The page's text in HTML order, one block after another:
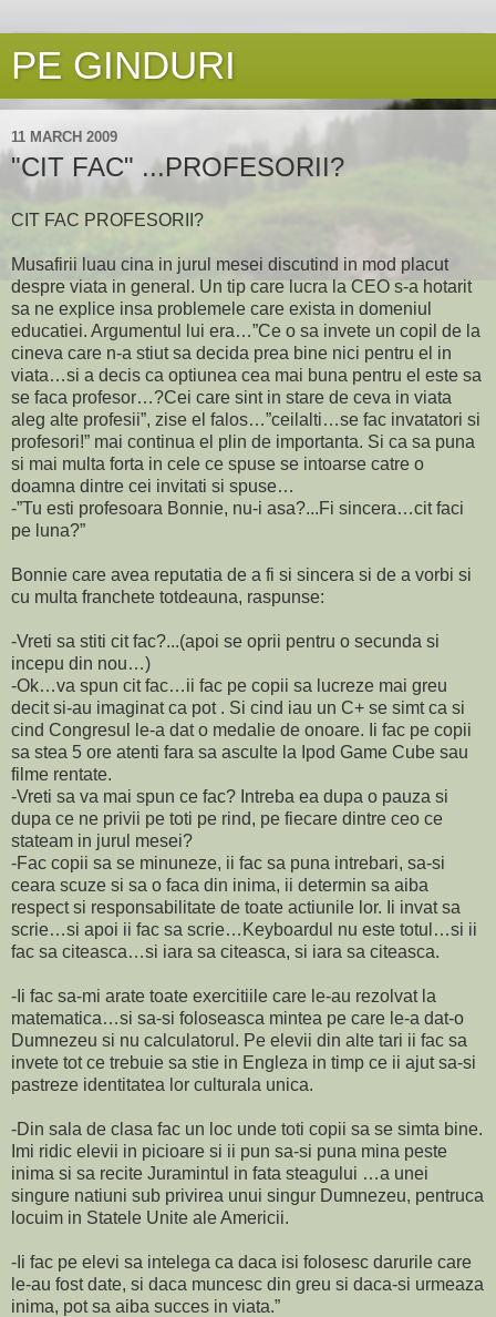
PE GINDURI
11 MARCH 2009
"CIT FAC" ...PROFESORII?
CIT FAC PROFESORII?
Musafirii luau cina in jurul mesei discutind in mod placut
despre viata in general. Un tip care lucra la CEO s-a hotarit
sa ne explice insa problemele care exista in domeniul
educatiei. Argumentul lui era…”Ce o sa invete un copil de la
cineva care n-a stiut sa decida prea bine nici pentru el in
viata…si a decis ca optiunea cea mai buna pentru el este sa
se faca profesor…?Cei care sint in stare de ceva in viata
aleg alte profesii”, zise el falos…”ceilalti…se fac invatatori si
profesori!” mai continua el plin de importanta. Si ca sa puna
si mai multa forta in cele ce spuse se intoarse catre o
doamna dintre cei invitati si spuse…
-”Tu esti profesoara Bonnie, nu-i asa?...Fi sincera…cit faci
pe luna?”
Bonnie care avea reputatia de a fi si sincera si de a vorbi si
cu multa franchete totdeauna, raspunse:
-Vreti sa stiti cit fac?...(apoi se oprii pentru o secunda si
incepu din nou…)
-Ok…va spun cit fac…ii fac pe copii sa lucreze mai greu
decit si-au imaginat ca pot . Si cind iau un C+ se simt ca si
cind Congresul le-a dat o medalie de onoare. Ii fac pe copii
sa stea 5 ore atenti fara sa asculte la Ipod Game Cube sau
filme rentate.
-Vreti sa va mai spun ce fac? Intreba ea dupa o pauza si
dupa ce ne privii pe toti pe rind, pe fiecare dintre ceo ce
stateam in jurul mesei?
-Fac copii sa se minuneze, ii fac sa puna intrebari, sa-si
ceara scuze si sa o faca din inima, ii determin sa aiba
respect si responsabilitate de toate actiunile lor. Ii invat sa
scrie…si apoi ii fac sa scrie…Keyboardul nu este totul…si ii
fac sa citeasca…si iara sa citeasca, si iara sa citeasca.
-Ii fac sa-mi arate toate exercitiile care le-au rezolvat la
matematica…si sa-si foloseasca mintea pe care le-a dat-o
Dumnezeu si nu calculatorul. Pe elevii din alte tari ii fac sa
invete tot ce trebuie sa stie in Engleza in timp ce ii ajut sa-si
pastreze identitatea lor culturala unica.
-Din sala de clasa fac un loc unde toti copii sa se simta bine.
Imi ridic elevii in picioare si ii pun sa-si puna mina peste
inima si sa recite Juramintul in fata steagului …a unei
singure natiuni sub privirea unui singur Dumnezeu, pentruca
locuim in Statele Unite ale Americii.
-Ii fac pe elevi sa intelega ca daca isi folosesc darurile care
le-au fost date, si daca muncesc din greu si daca-si urmeaza
inima, pot sa aiba succes in viata.”